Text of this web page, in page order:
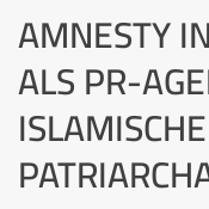
AMNESTY
ALS PR-